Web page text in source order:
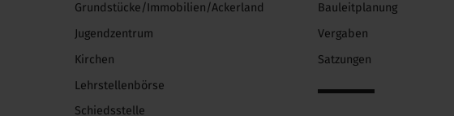
Grundstücke/Immobilien/Ackerland
Jugendzentrum
Kirchen
Lehrstellenbörse
Schiedsstelle
Bauleitplanung
Vergaben
Satzungen